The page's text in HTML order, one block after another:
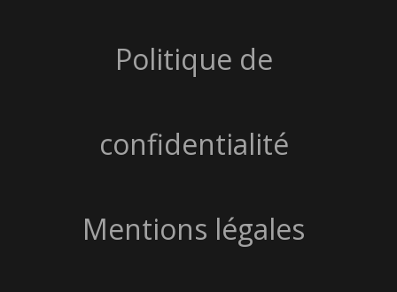
Politique de
confidentialité
Mentions légales